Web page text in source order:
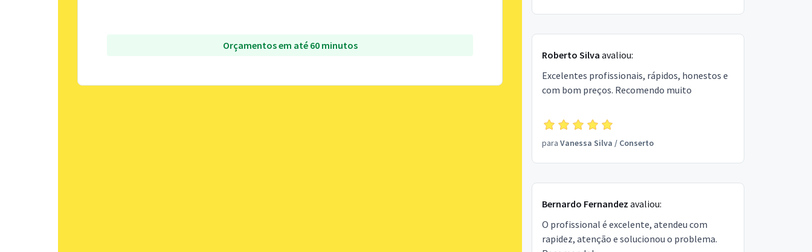
Orçamentos em até 60 minutos
Roberto Silva avaliou:
Excelentes profissionais, rápidos, honestos e
com bom preços. Recomendo muito
para Vanessa Silva / Conserto
Bernardo Fernandez avaliou:
O profissional é excelente, atendeu com
rapidez, atenção e solucionou o problema.